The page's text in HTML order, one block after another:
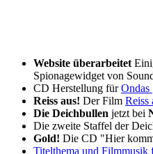
Website überarbeitet
Spionagewidget von
CD Herstellung fürOndas
Reiss aus! Der Film Reiss
Die Deichbullen jetzt bei
Die zweite Staffel der
Gold! Die CD "Hier
Titelthema und Filmmusik